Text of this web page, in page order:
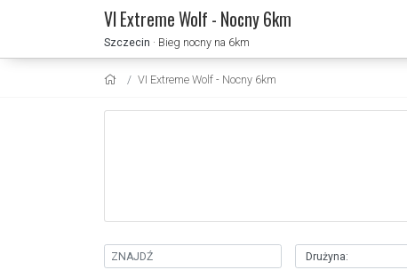
VI Extreme Wolf - Nocny 6km
Szczecin · Bieg nocny na 6km
VI Extreme Wolf - Nocny 6km